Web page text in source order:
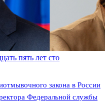
пять лет сто
закона в России
Федеральной службы